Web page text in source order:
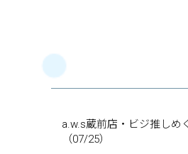
a.w.s蔵前店・ビジ推しめ
（07/25）